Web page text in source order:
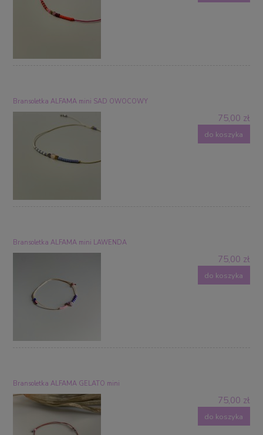
Bransoletka ALFAMA mini SAD OWOCOWY
75,00 zł
do koszyka
Bransoletka ALFAMA mini LAWENDA
75,00 zł
do koszyka
Bransoletka ALFAMA GELATO mini
75,00 zł
do koszyka